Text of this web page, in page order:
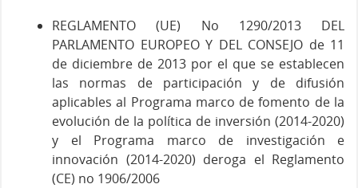
REGLAMENTO (UE) No 1290/2013 DEL
PARLAMENTO EUROPEO Y DEL CONSEJO de 11
de diciembre de 2013 por el que se establecen
las normas de participación y de difusión
aplicables al Programa marco de fomento de la
evolución de la política de inversión (2014-2020)
y el Programa marco de investigación e
innovación (2014-2020) deroga el Reglamento
(CE) no 1906/2006